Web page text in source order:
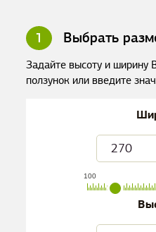
1 Выбрать
Задайте высоту и ширину
ползунок или введите
100